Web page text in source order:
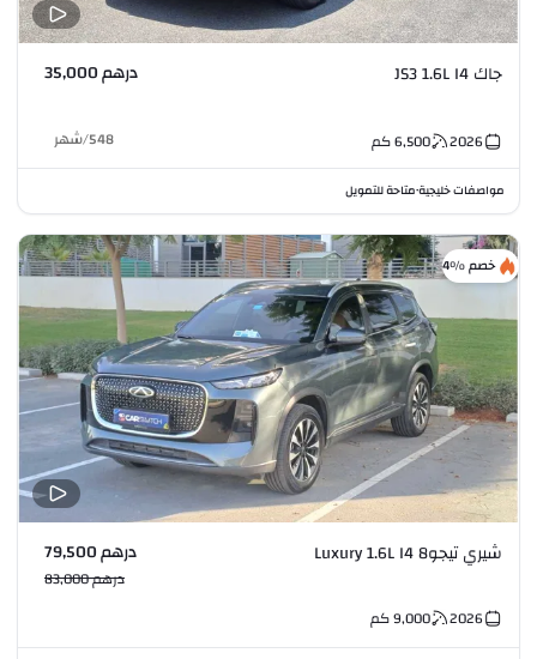
جاك JS3 1.6L I4 درهم 35,000
2026
6,500كم 548
/شهر
مواصفات خليجية•متاحة للتمويل
خصم %4
شيري تيجو8 Luxury 1.6L I4 درهم 79,500
درهم 83,000
2026
9,000كم